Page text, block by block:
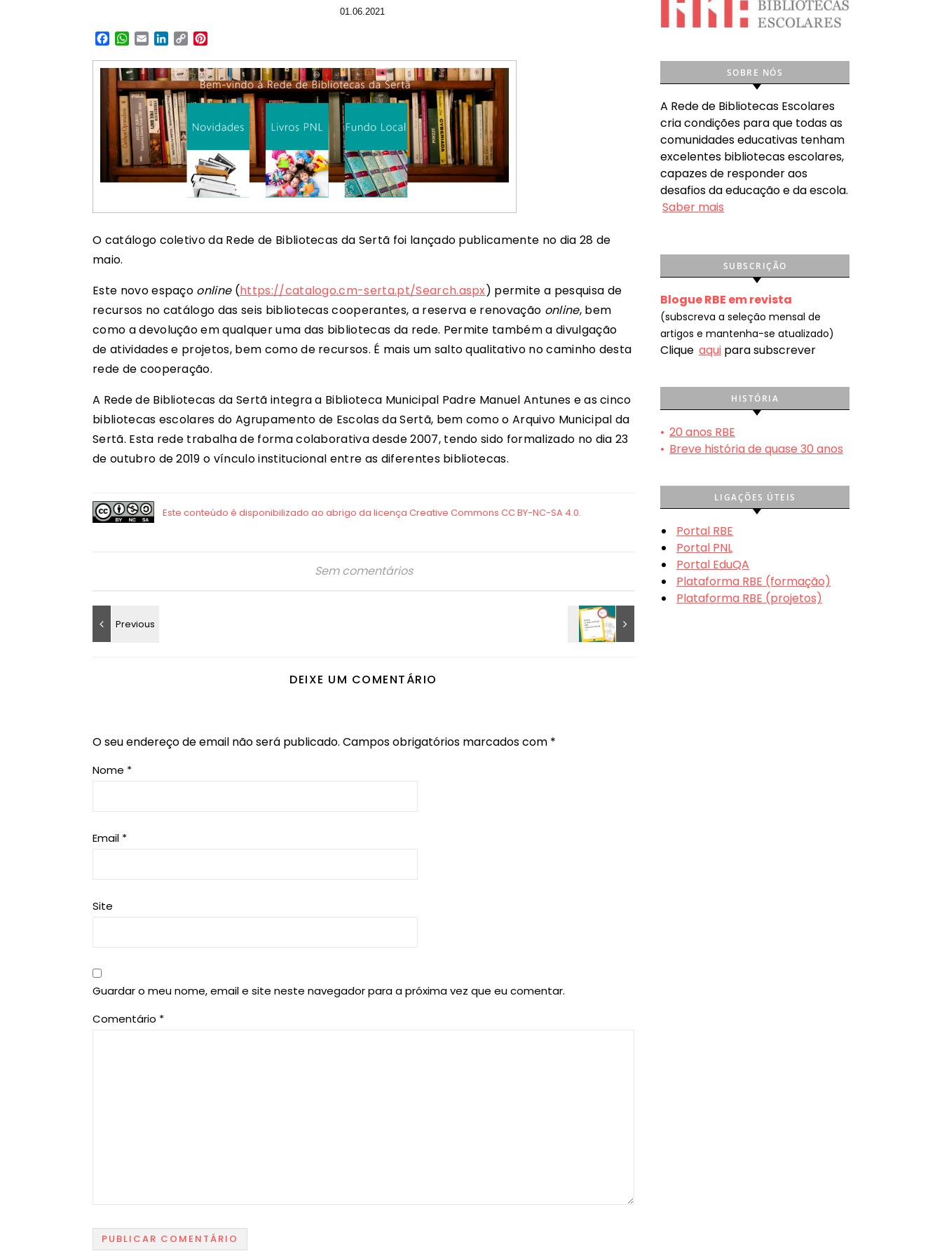
01.06.2021
Facebook
WhatsApp
EmailLinkedIn
Copy
O catálogo coletivo da Rede de Bibliotecas da Sertã foi lançado publicamente no dia 28 de
maio.
Este novo espaço online(https://catalogo.cm-serta.pt/Search.aspx) permite a pesquisa de
recursos no catálogo das seis bibliotecas cooperantes, a reserva e renovação online, bem
como a devolução em qualquer uma das bibliotecas da rede. Permite também a divulgação
de atividades e projetos, bem como de recursos. É mais um salto qualitativo no caminho desta
rede de cooperação.
A Rede de Bibliotecas da Sertã integra a Biblioteca Municipal Padre Manuel Antunes e as cinco
bibliotecas escolares do Agrupamento de Escolas da Sertã, bem como o Arquivo Municipal da
Sertã. Esta rede trabalha de forma colaborativa desde 2007, tendo sido formalizado no dia 23
de outubro de 2019 o vínculo institucional entre as diferentes bibliotecas.
Sem comentários
DEIXE UM COMENTÁRIO
O seu endereço de email não será publicado. Campos obrigatórios marcados com *
Nome *
Email *
Site
Guardar o meu nome, email e site neste navegador para a próxima vez que eu comentar.
Comentário *
SOBRE NÓS
A Rede de Bibliotecas Escolares
cria condições para que todas as
comunidades educativas tenham
excelentes bibliotecas escolares,
capazes de responder aos
desafios da educação e da escola.
Saber mais
SUBSCRIÇÃO
Blogue RBE em revista
(subscreva a seleção mensal de
artigos e mantenha-se atualizado)
Clique aqui para subscrever
HISTÓRIA
• 20 anos RBE
• Breve história de quase 30 anos
LIGAÇÕES ÚTEIS
Portal RBE
Portal PNL
Portal EduQA
Plataforma RBE (formação)
Plataforma RBE (projetos)